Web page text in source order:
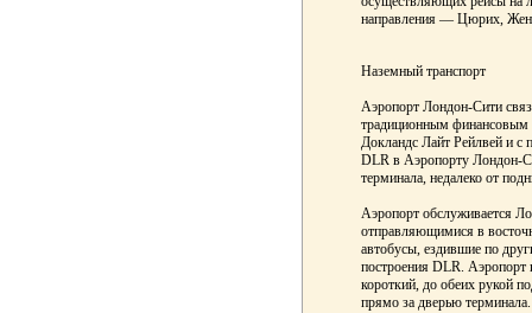
направления — Цюрих,
Наземный транспорт
Аэропорт Лондон-Сити
традиционным
Докландс Лайт Рейлвей и с
DLR в Аэропорту Лондон-
терминала, недалеко от
Аэропорт обслуживается
отправляющимися в
автобусы, ездившие по
построения DLR. Аэропорт
короткий, до обеих рукой
прямо за дверью терминала.